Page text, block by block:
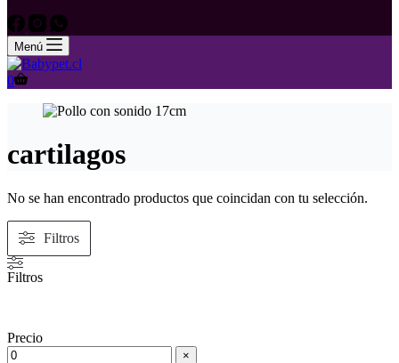
Menú
Carro
compra
0
cartilagos
No se han encontrado productos que coincidan con tu selección.
Filtros
Filtros
Precio
×